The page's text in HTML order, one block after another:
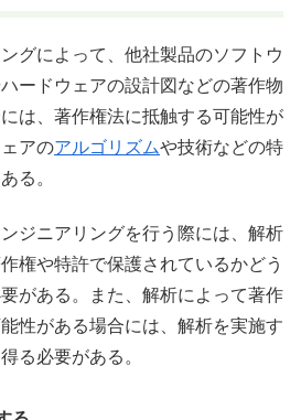
グによって、他社製品のソフトウ
ードウェアの設計図などの著作物
は、著作権法に抵触する可能性が
アのアルゴリズムや技術などの特
る。
ジニアリングを行う際には、解析
権や特許で保護されているかどう
がある。また、解析によって著作
性がある場合には、解析を実施す
る必要がある。